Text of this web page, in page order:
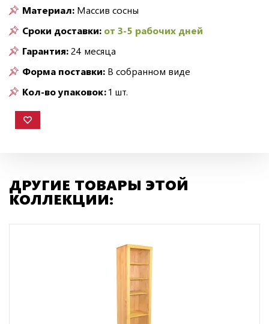
Материал: Массив сосны
Сроки доставки: от 3-5 рабочих дней
Гарантия:24 месяца
Форма поставки: В собранном виде
Кол-во упаковок:1 шт.
ДРУГИЕ ТОВАРЫ ЭТОЙ
КОЛЛЕКЦИИ: